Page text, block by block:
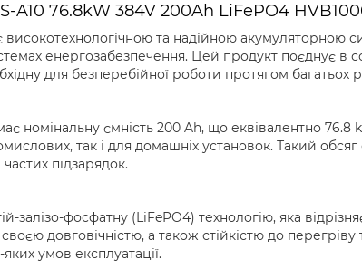
A10 76.8kW 384V 200Ah LiFePO4
високотехнологічною та надійною
енергозабезпечення. Цей продукт поєднує в
для безперебійної роботи протягом багатьох
номінальну ємність 200 Ah, що еквівалентно
так і для домашніх установок. Такий
підзарядок.
залізо-фосфатну (LiFePO4) технологію, яка
довговічністю, а також стійкістю до
умов експлуатації.